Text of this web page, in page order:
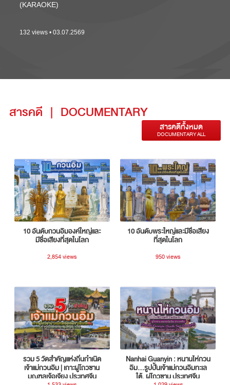
(KARAOKE)
132 views • 03.07.2569
สารคดี | DOCUMENTARY
สารคดีทั้งหมด
DOCUMENTARY ALL
10 อันดับกวนอิมองค์ใหญ่และ
มีชื่อเสียงที่สุดในโลก
2,854 views
10 อันดับพระใหญ่และมีชื่อเสียง
ที่สุดในโลก
950 views
รวม 5 วัดสำคัญแห่งถิ่นกำเนิด
เจ้าแม่กวนอิม | เกาะผู่โถวซาน
มณฑลเจ้อเจียง ประเทศจีน
Nanhai Guanyin : หนานไห่กวน
อิม...รูปปั้นเจ้าแม่กวนอิมทะเล
ใต้, ผู่โถวซาน ประเทศจีน